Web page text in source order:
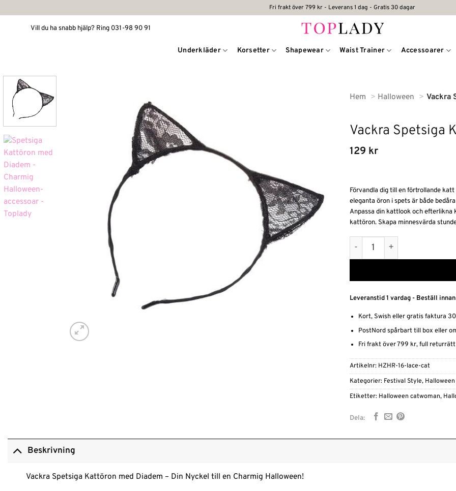
to
Fri frakt över 799 kr - Leverans 1 dag - Gratis 30 dagar
Vill du ha snabb hjälp? Ring 031-98 90 91
Underkläder Korsetter Shapewear Waist Trainer Accessoarer
Hem Halloween Vackra
Vackra Spetsiga
129 kr
Förvandla dig till en förtrollande
eleganta öron i spets är både
Anpassa din kattlook och
kattöron. Skapa minnesvärda
Vackra Spetsiga Kattöron
Alternative:
Leveranstid 1 vardag - Beställ
Kort, Swish eller gratis faktura
PostNord spårbart till box eller
Fri frakt över 799 kr, full
Artikelnr: HZHR-16-lace-cat
Kategorier: Festival Style, Halloween
Etiketter: Halloween catwoman,
Dela:
Beskrivning
Vackra Spetsiga Kattöron med Diadem – Din Nyckel till en Charmig Halloween!